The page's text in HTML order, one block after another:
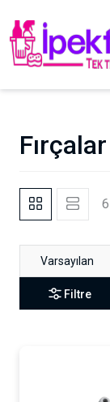
Varsayılan
Filtre